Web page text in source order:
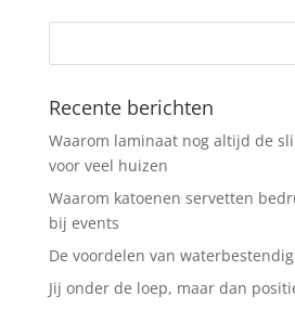
Recente berichten
Waarom laminaat nog altijd de
voor veel huizen
Waarom katoenen servetten
bij events
De voordelen van
Jij onder de loep, maar dan